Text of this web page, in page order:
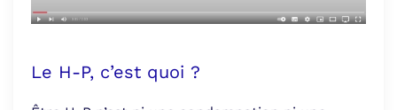
Le H-P, c’est quoi ?